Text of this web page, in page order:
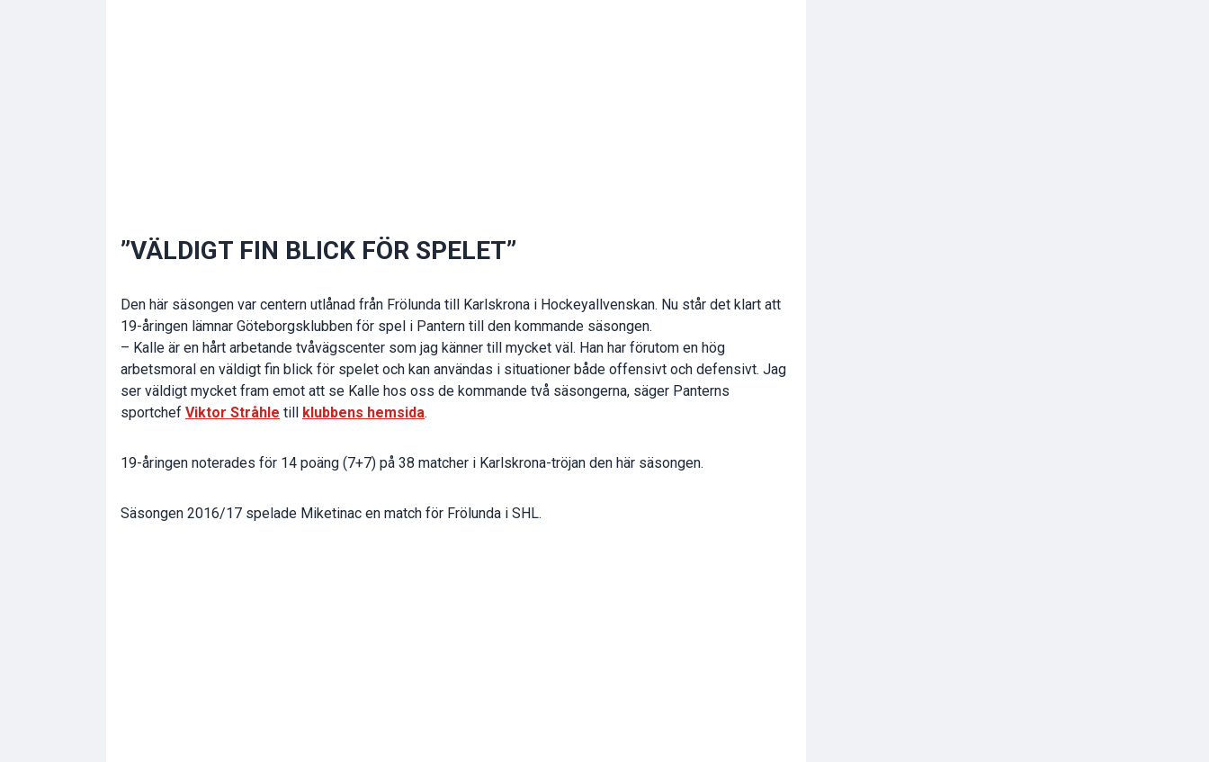
”VÄLDIGT FIN BLICK FÖR SPELET”
Den här säsongen var centern utlånad från Frölunda till Karlskrona i Hockeyallvenskan. Nu står det klart att
19-åringen lämnar Göteborgsklubben för spel i Pantern till den kommande säsongen.
– Kalle är en hårt arbetande tvåvägscenter som jag känner till mycket väl. Han har förutom en hög
arbetsmoral en väldigt fin blick för spelet och kan användas i situationer både offensivt och defensivt. Jag
ser väldigt mycket fram emot att se Kalle hos oss de kommande två säsongerna, säger Panterns
sportchef Viktor Stråhle till klubbens hemsida.
19-åringen noterades för 14 poäng (7+7) på 38 matcher i Karlskrona-tröjan den här säsongen.
Säsongen 2016/17 spelade Miketinac en match för Frölunda i SHL.